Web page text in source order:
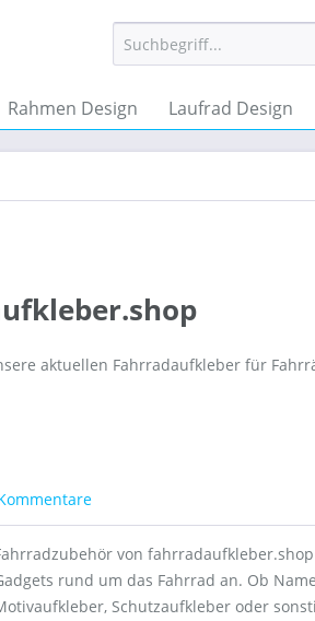
Rahmen Design Laufrad Design
aktuellen Fahrradaufkleber für
von
rund um das Fahrrad an. Ob
Schutzaufkleber oder